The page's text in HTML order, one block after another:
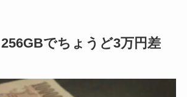
でちょうど3万円差